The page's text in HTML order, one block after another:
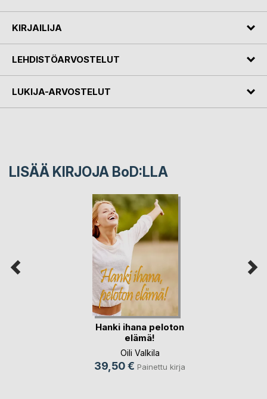
KIRJAILIJA
LEHDISTÖARVOSTELUT
LUKIJA-ARVOSTELUT
LISÄÄ KIRJOJA BoD:LLA
Hanki ihana peloton
elämä!
Oili Valkila
39,50 € Painettu kirja